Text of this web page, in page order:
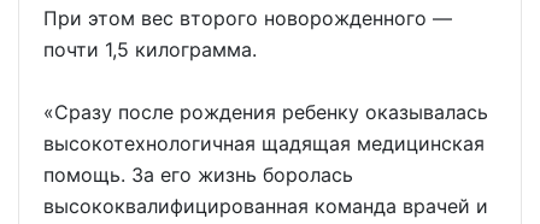
При этом вес второго новорожденного —
почти 1,5 килограмма.
«Сразу после рождения ребенку оказывалась
высокотехнологичная щадящая медицинская
помощь. За его жизнь боролась
высококвалифицированная команда врачей и